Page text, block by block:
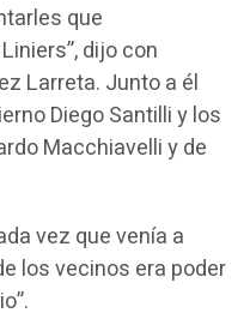
que
dijo con
Larreta. Junto a él
Diego Santilli y los
Macchiavelli y de
vez que venía a
los vecinos era poder